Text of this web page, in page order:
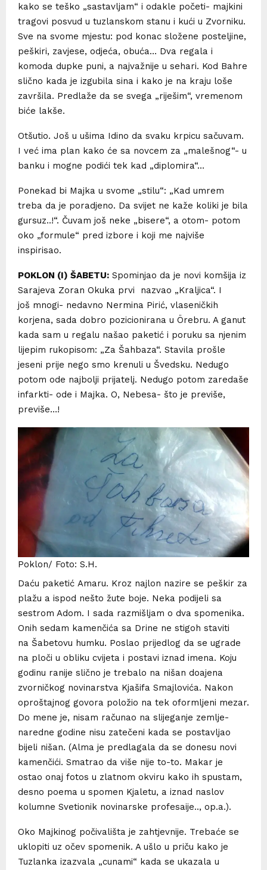
kako se teško „sastavljam“ i odakle početi- majkini
tragovi posvud u tuzlanskom stanu i kući u Zvorniku.
Sve na svome mjestu: pod konac složene posteljine,
peškiri, zavjese, odjeća, obuća… Dva regala i
komoda dupke puni, a najvažnije u sehari. Kod Bahre
slično kada je izgubila sina i kako je na kraju loše
završila. Predlaže da se svega „riješim“, vremenom
biće lakše.
Otšutio. Još u ušima Idino da svaku krpicu sačuvam.
I već ima plan kako će sa novcem za „malešnog“- u
banku i mogne podići tek kad „diplomira“…
Ponekad bi Majka u svome „stilu“: „Kad umrem
treba da je poradjeno. Da svijet ne kaže koliki je bila
gursuz..!“. Čuvam još neke „bisere“, a otom- potom
oko „formule“ pred izbore i koji me najviše
inspirisao.
POKLON (I) ŠABETU: Spominjao da je novi komšija iz
Sarajeva Zoran Okuka prvi nazvao „Kraljica“. I
još mnogi- nedavno Nermina Pirić, vlaseničkih
korjena, sada dobro pozicionirana u Örebru. A ganut
kada sam u regalu našao paketić i poruku sa njenim
lijepim rukopisom: „Za Šahbaza“. Stavila prošle
jeseni prije nego smo krenuli u Švedsku. Nedugo
potom ode najbolji prijatelj. Nedugo potom zaredaše
infarkti- ode i Majka. O, Nebesa- što je previše,
previše…!
Poklon/ Foto: S.H.
Daću paketić Amaru. Kroz najlon nazire se peškir za
plažu a ispod nešto žute boje. Neka podijeli sa
sestrom Adom. I sada razmišljam o dva spomenika.
Onih sedam kamenčića sa Drine ne stigoh staviti
na Šabetovu humku. Poslao prijedlog da se ugrade
na ploči u obliku cvijeta i postavi iznad imena. Koju
godinu ranije slično je trebalo na nišan doajena
zvorničkog novinarstva Kjašifa Smajlovića. Nakon
oproštajnog govora položio na tek oformljeni mezar.
Do mene je, nisam računao na slijeganje zemlje-
naredne godine nisu zatečeni kada se postavljao
bijeli nišan. (Alma je predlagala da se donesu novi
kamenčići. Smatrao da više nije to-to. Makar je
ostao onaj fotos u zlatnom okviru kako ih spustam,
desno poema u spomen Kjaletu, a iznad naslov
kolumne Svetionik novinarske profesaije.., op.a.).
Oko Majkinog počivališta je zahtjevnije. Trebaće se
uklopiti uz očev spomenik. A ušlo u priču kako je
Tuzlanka izazvala „cunami“ kada se ukazala u